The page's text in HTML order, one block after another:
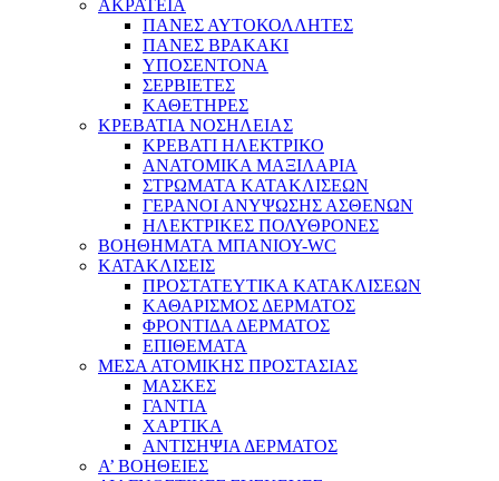
ΑΚΡΑΤΕΙΑ
ΠΑΝΕΣ ΑΥΤΟΚΟΛΛΗΤΕΣ
ΠΑΝΕΣ ΒΡΑΚΑΚΙ
ΥΠΟΣΕΝΤΟΝΑ
ΣΕΡΒΙΕΤΕΣ
ΚΑΘΕΤΗΡΕΣ
ΚΡΕΒΑΤΙΑ ΝΟΣΗΛΕΙΑΣ
ΚΡΕΒΑΤΙ ΗΛΕΚΤΡΙΚΟ
ΑΝΑΤΟΜΙΚΑ ΜΑΞΙΛΑΡΙΑ
ΣΤΡΩΜΑΤΑ ΚΑΤΑΚΛΙΣΕΩΝ
ΓΕΡΑΝΟΙ ΑΝΥΨΩΣΗΣ ΑΣΘΕΝΩΝ
ΗΛΕΚΤΡΙΚΕΣ ΠΟΛΥΘΡΟΝΕΣ
ΒΟΗΘΗΜΑΤΑ ΜΠΑΝΙΟΥ-WC
ΚΑΤΑΚΛΙΣΕΙΣ
ΠΡΟΣΤΑΤΕΥΤΙΚΑ ΚΑΤΑΚΛΙΣΕΩΝ
ΚΑΘΑΡΙΣΜΟΣ ΔΕΡΜΑΤΟΣ
ΦΡΟΝΤΙΔΑ ΔΕΡΜΑΤΟΣ
ΕΠΙΘΕΜΑΤΑ
ΜΕΣΑ ΑΤΟΜΙΚΗΣ ΠΡΟΣΤΑΣΙΑΣ
ΜΑΣΚΕΣ
ΓΑΝΤΙΑ
ΧΑΡΤΙΚΑ
ΑΝΤΙΣΗΨΙΑ ΔΕΡΜΑΤΟΣ
Α’ ΒΟΗΘΕΙΕΣ